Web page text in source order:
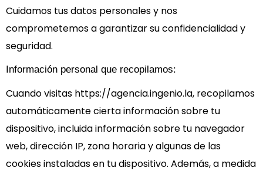
Cuidamos tus datos personales y nos
comprometemos a garantizar su confidencialidad y
seguridad.
Información personal que recopilamos:
Cuando visitas https://agencia.ingenio.la, recopilamos
automáticamente cierta información sobre tu
dispositivo, incluida información sobre tu navegador
web, dirección IP, zona horaria y algunas de las
cookies instaladas en tu dispositivo. Además, a medida